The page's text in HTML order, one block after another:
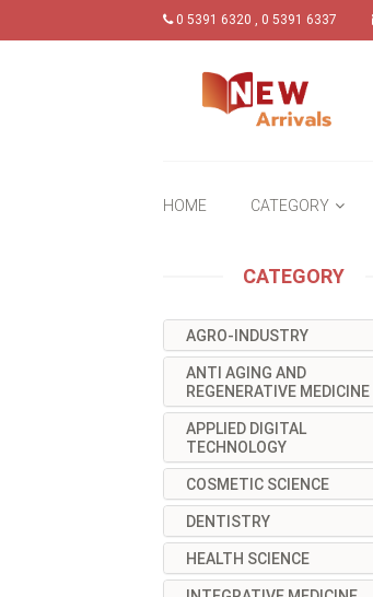
0 5391 6320 , 0 5391 6337
HOME CATEGORY
CATEGORY
AGRO-INDUSTRY
ANTI AGING AND
REGENERATIVE MEDICINE
APPLIED DIGITAL
TECHNOLOGY
COSMETIC SCIENCE
DENTISTRY
HEALTH SCIENCE